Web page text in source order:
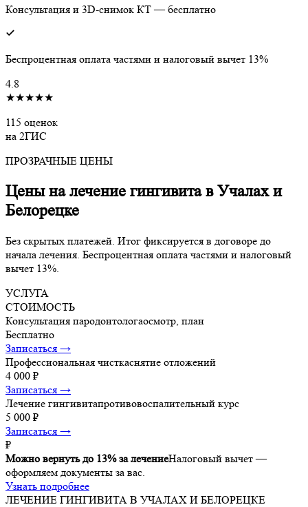
Консультация и 3D-снимок КТ — бесплатно
Беспроцентная оплата частями и налоговый вычет 13%
4.8
★★★★★
115 оценок
на 2ГИС
ПРОЗРАЧНЫЕ ЦЕНЫ
Цены на лечение гингивита в Учалах и
Белорецке
Без скрытых платежей. Итог фиксируется в договоре до
начала лечения. Беспроцентная оплата частями и налоговый
вычет 13%.
УСЛУГА
СТОИМОСТЬ
Консультация пародонтологаосмотр, план
Бесплатно
Записаться →
Профессиональная чисткаснятие отложений
4 000 ₽
Записаться →
Лечение гингивитапротивовоспалительный курс
5 000 ₽
Записаться →
₽
Можно вернуть до 13% за лечениеНалоговый вычет —
оформляем документы за вас.
Узнать подробнее
ЛЕЧЕНИЕ ГИНГИВИТА В УЧАЛАХ И БЕЛОРЕЦКЕ